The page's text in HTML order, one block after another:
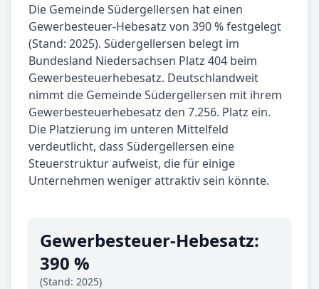
Die Gemeinde Südergellersen hat einen
Gewerbesteuer-Hebesatz von 390 % festgelegt
(Stand: 2025). Südergellersen belegt im
Bundesland Niedersachsen Platz 404 beim
Gewerbesteuerhebesatz. Deutschlandweit
nimmt die Gemeinde Südergellersen mit ihrem
Gewerbesteuerhebesatz den 7.256. Platz ein.
Die Platzierung im unteren Mittelfeld
verdeutlicht, dass Südergellersen eine
Steuerstruktur aufweist, die für einige
Unternehmen weniger attraktiv sein könnte.
Gewerbe­steuer-Hebe­satz:
390 %
(Stand: 2025)